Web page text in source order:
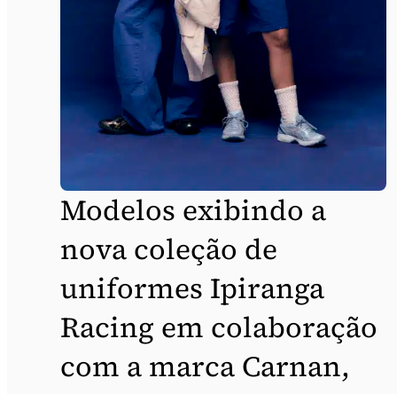
Modelos exibindo a
nova coleção de
uniformes Ipiranga
Racing em colaboração
com a marca Carnan,